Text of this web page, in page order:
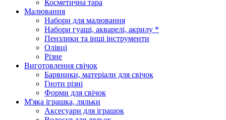
Косметична тара
Малювання
Набори для малювання
Набори гуаші, акварелі, акрилу *
Пензлики та інші інструменти
Олівці
Різне
Виготовлення свічок
Барвники, матеріали для свічок
Гноти різні
Форми для свічок
М'яка іграшка, ляльки
Аксесуари для іграшок